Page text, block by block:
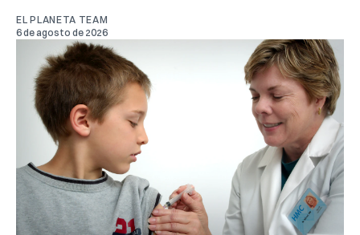
EL PLANETA TEAM
6 de agosto de 2026